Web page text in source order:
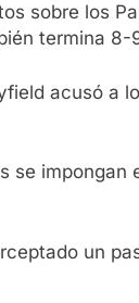
sobre los
termina 8-
acusó a
se impongan
un